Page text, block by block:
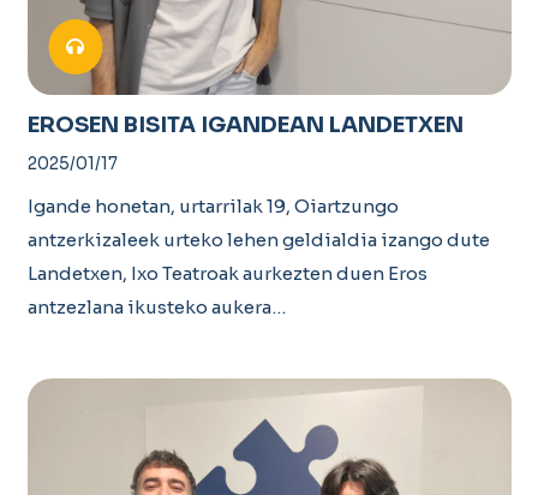
EROSEN BISITA IGANDEAN LANDETXEN
2025/01/17
Igande honetan, urtarrilak 19, Oiartzungo
antzerkizaleek urteko lehen geldialdia izango dute
Landetxen, Ixo Teatroak aurkezten duen Eros
antzezlana ikusteko aukera…